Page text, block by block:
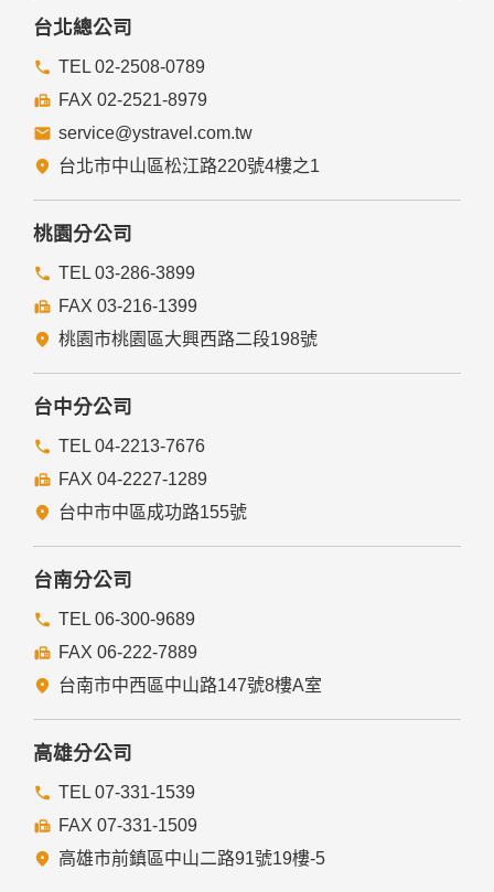
台北總公司
TEL 02-2508-0789
FAX 02-2521-8979
service@ystravel.com.tw
台北市中山區松江路220號4樓之1
桃園分公司
TEL 03-286-3899
FAX 03-216-1399
桃園市桃園區大興西路二段198號
台中分公司
TEL 04-2213-7676
FAX 04-2227-1289
台中市中區成功路155號
台南分公司
TEL 06-300-9689
FAX 06-222-7889
台南市中西區中山路147號8樓A室
高雄分公司
TEL 07-331-1539
FAX 07-331-1509
高雄市前鎮區中山二路91號19樓-5